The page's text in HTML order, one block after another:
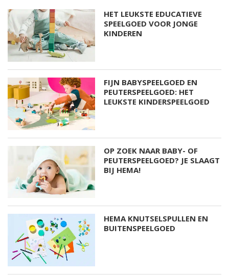
HET LEUKSTE EDUCATIEVE
SPEELGOED VOOR JONGE
KINDEREN
FIJN BABYSPEELGOED EN
PEUTERSPEELGOED: HET
LEUKSTE KINDERSPEELGOED
OP ZOEK NAAR BABY- OF
PEUTERSPEELGOED? JE SLAAGT
BIJ HEMA!
HEMA KNUTSELSPULLEN EN
BUITENSPEELGOED